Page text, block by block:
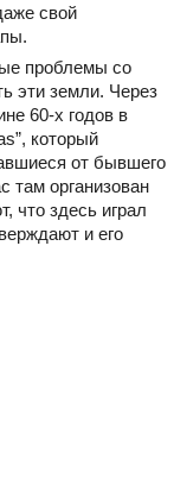
свой
проблемы со
эти земли. Через
60-х годов в
который
от бывшего
там организован
что здесь играл
и его